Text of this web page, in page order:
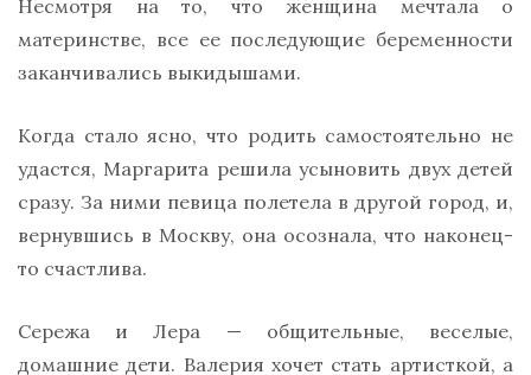
Несмотря на то, что женщина мечтала о
материнстве, все ее последующие беременности
заканчивались выкидышами.
Когда стало ясно, что родить самостоятельно не
удастся, Маргарита решила усыновить двух детей
сразу. За ними певица полетела в другой город, и,
вернувшись в Москву, она осознала, что наконец-
то счастлива.
Сережа и Лера — общительные, веселые,
домашние дети. Валерия хочет стать артисткой, а